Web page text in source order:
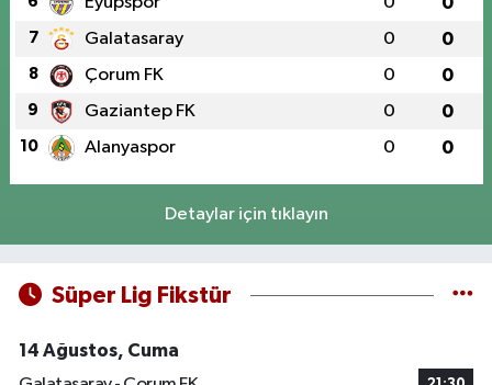
7 Galatasaray 0 0
8 Çorum FK 0 0
9 Gaziantep FK 0 0
10 Alanyaspor 0 0
Detaylar için tıklayın
Süper Lig Fikstür
14 Ağustos, Cuma